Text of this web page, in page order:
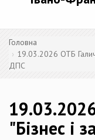
Головна
19.03.2026 ОТБ
ДПС
"Бізнес і